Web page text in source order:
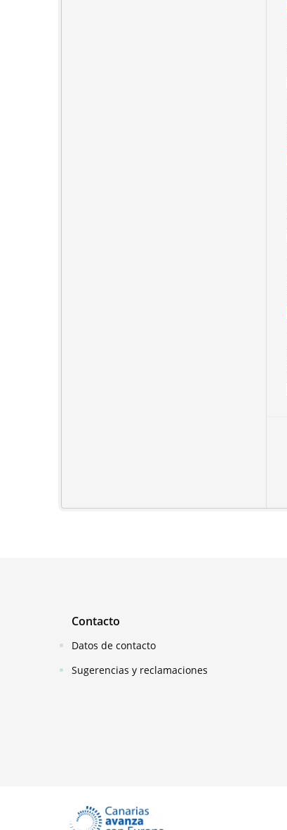
Contacto
Datos de contacto
Sugerencias y reclamaciones